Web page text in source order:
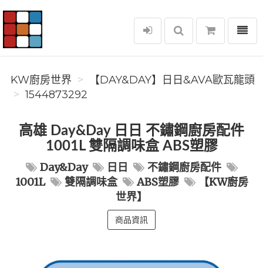
KW廚房世界
選單
KW廚房世界
️【DAY&DAY】️日日&AVA歐瓦龍頭
1544873292
高雄 Day&Day 日日 不鏽鋼廚房配件
1001L 雙隔調味盒 ABS塑膠
Day&Day 日日
不鏽鋼廚房配件
1001L
雙隔調味盒 ABS塑膠
【KW廚房
世界】
商品資訊